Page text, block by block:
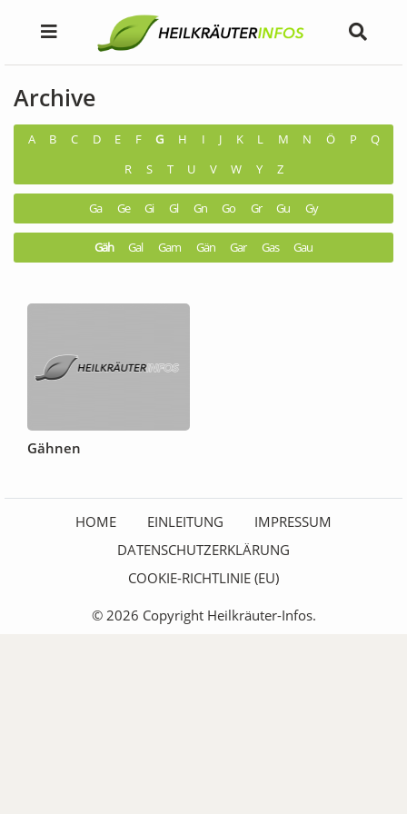
Archive
A B C D E F G H I J K L M N Ö P
Q
R
S T U V W Y Z
Ga Ge Gi Gl Gn Go Gr Gu Gy
Gäh Gal Gam Gän Gar Gas Gau
Gähnen
HOME EINLEITUNG
IMPRESSUM
DATENSCHUTZERKLÄRUNG
COOKIE-RICHTLINIE (EU)
© 2026 Copyright Heilkräuter-Infos.